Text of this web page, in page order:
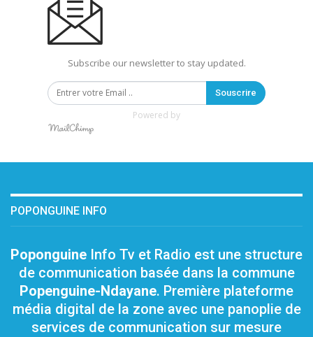
Subscribe our newsletter to stay updated.
Souscrire
Powered by
POPONGUINE INFO
Poponguine Info Tv et Radio est une structure
de communication basée dans la commune
Popenguine-Ndayane. Première plateforme
média digital de la zone avec une panoplie de
services de communication sur mesure